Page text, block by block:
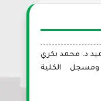
د. محمد بكري
الكلية